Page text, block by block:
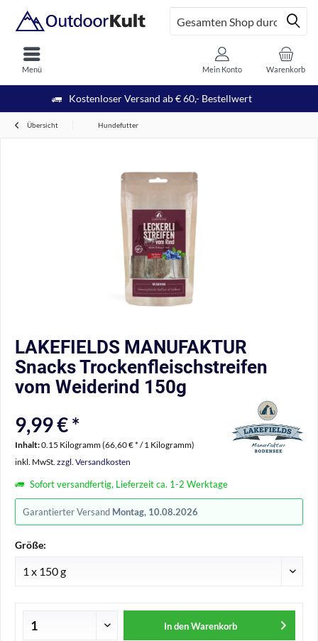
Kostenloser Versand ab € 60,- Bestellwert
Menü Warenkorb
Mein Konto
Übersicht Hundefutter
LAKEFIELDS MANUFAKTUR
Snacks Trockenfleischstreifen
vom Weiderind 150g
9,99 € *
Inhalt:0.15 Kilogramm (66,60 € * / 1 Kilogramm)
inkl. MwSt. zzgl. Versandkosten
Sofort versandfertig, Lieferzeit ca. 1-2 Werktage
Garantierter Versand Montag, 10.08.2026
Größe:
In den Warenkorb